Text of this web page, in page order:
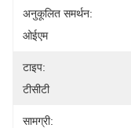
अनुकूलित समर्थन:
ओईएम
टाइप:
टीसीटी
सामग्री: